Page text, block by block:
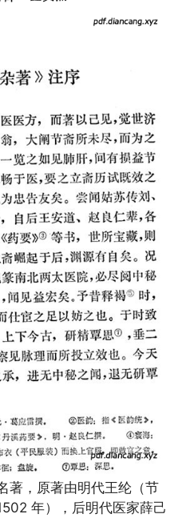
著，原著由明代王纶（节
年），后明代医家薛己